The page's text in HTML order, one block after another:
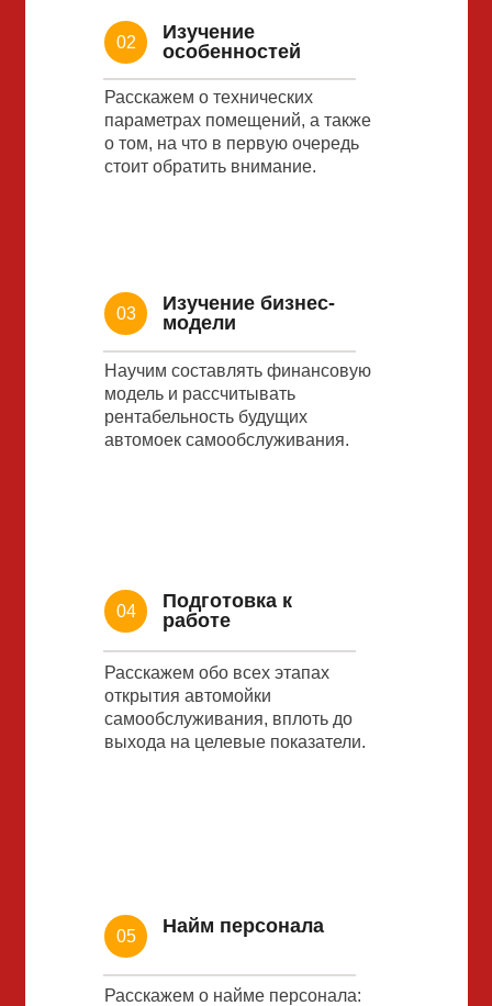
Расскажем обо всех этапах
открытия автомойки
самообслуживания, вплоть до
выхода на целевые показатели.
Расскажем о найме персонала:
Расскажем о технических
параметрах помещений, а также
о том, на что в первую очередь
стоит обратить внимание.
Научим составлять финансовую
модель и рассчитывать
рентабельность будущих
автомоек самообслуживания.
02
03
Изучение
особенностей
Изучение бизнес-
модели
Подготовка к
работе
04
05 Найм персонала